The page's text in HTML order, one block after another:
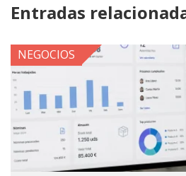
Entradas
NEGOCIOS